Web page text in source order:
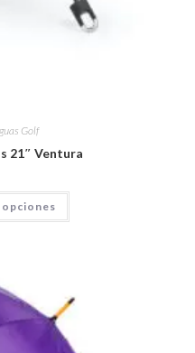
Golf
21″ Ventura